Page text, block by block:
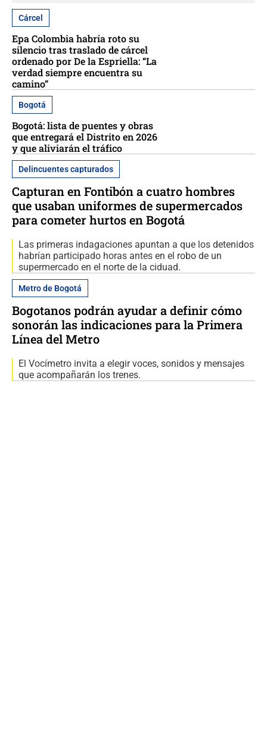
Cárcel
Epa Colombia habría roto su
silencio tras traslado de cárcel
ordenado por De la Espriella: “La
verdad siempre encuentra su
camino”
Bogotá
Bogotá: lista de puentes y obras
que entregará el Distrito en 2026
y que aliviarán el tráfico
Delincuentes capturados
Capturan en Fontibón a cuatro hombres
que usaban uniformes de supermercados
para cometer hurtos en Bogotá
Las primeras indagaciones apuntan a que los detenidos
habrían participado horas antes en el robo de un
supermercado en el norte de la ciduad.
Metro de Bogotá
Bogotanos podrán ayudar a definir cómo
sonorán las indicaciones para la Primera
Línea del Metro
El Vocímetro invita a elegir voces, sonidos y mensajes
que acompañarán los trenes.